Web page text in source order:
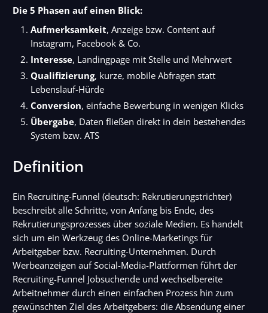
Die 5 Phasen auf einen Blick:
Aufmerksamkeit, Anzeige bzw. Content auf
Instagram, Facebook & Co.
Interesse, Landingpage mit Stelle und Mehrwert
Qualifizierung, kurze, mobile Abfragen statt
Lebenslauf-Hürde
Conversion, einfache Bewerbung in wenigen Klicks
Übergabe, Daten fließen direkt in dein bestehendes
System bzw. ATS
Definition
Ein Recruiting-Funnel (deutsch: Rekrutierungstrichter)
beschreibt alle Schritte, von Anfang bis Ende, des
Rekrutierungsprozesses über soziale Medien. Es handelt
sich um ein Werkzeug des Online-Marketings für
Arbeitgeber bzw. Recruiting-Unternehmen. Durch
Werbeanzeigen auf Social-Media-Plattformen führt der
Recruiting-Funnel Jobsuchende und wechselbereite
Arbeitnehmer durch einen einfachen Prozess hin zum
gewünschten Ziel des Arbeitgebers: die Absendung einer